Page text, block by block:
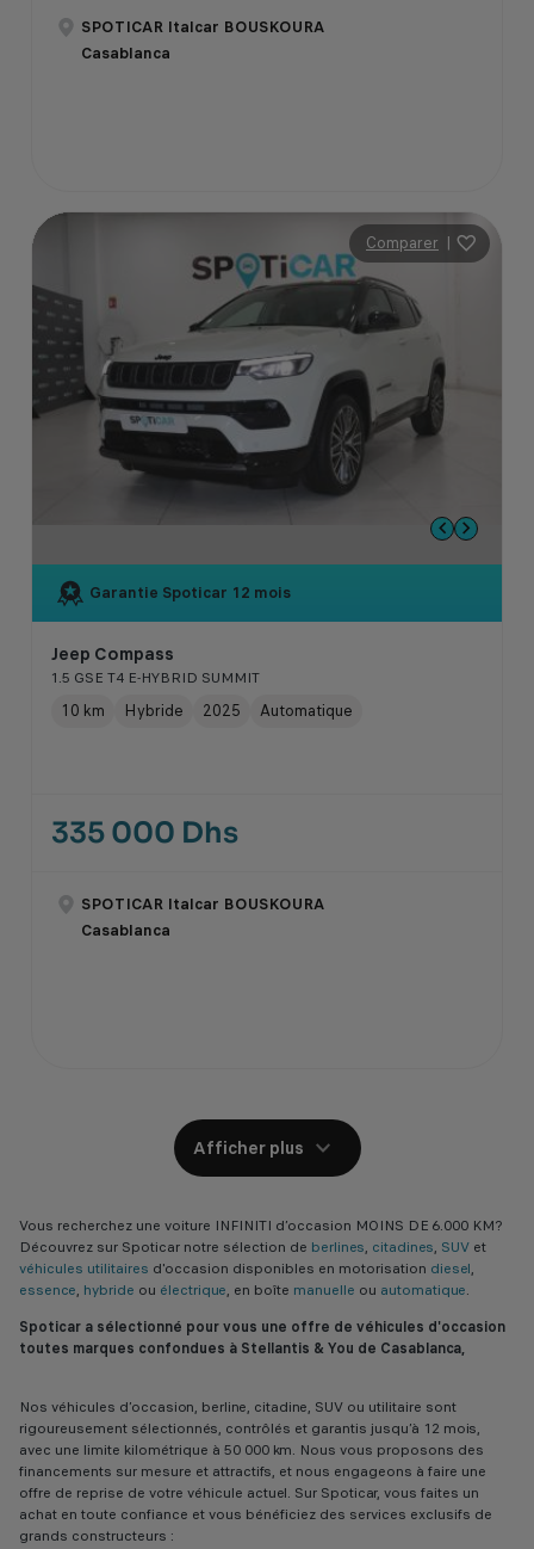
SPOTICAR Italcar BOUSKOURA
Casablanca
Comparer |
Garantie Spoticar 12 mois
Jeep Compass
1.5 GSE T4 E-HYBRID SUMMIT
10 km Hybride 2025 Automatique
335 000 Dhs
SPOTICAR Italcar BOUSKOURA
Casablanca
Afficher plus
Vous recherchez une voiture INFINITI d’occasion MOINS DE 6.000 KM?
Découvrez sur Spoticar notre sélection de berlines, citadines, SUV et
véhicules utilitaires d'occasion disponibles en motorisation diesel,
essence, hybride ou électrique, en boîte manuelle ou automatique.
Spoticar a sélectionné pour vous une offre de véhicules d'occasion
toutes marques confondues à Stellantis & You de Casablanca,
Nos véhicules d’occasion, berline, citadine, SUV ou utilitaire sont
rigoureusement sélectionnés, contrôlés et garantis jusqu’à 12 mois,
avec une limite kilométrique à 50 000 km. Nous vous proposons des
financements sur mesure et attractifs, et nous engageons à faire une
offre de reprise de votre véhicule actuel. Sur Spoticar, vous faites un
achat en toute confiance et vous bénéficiez des services exclusifs de
grands constructeurs :